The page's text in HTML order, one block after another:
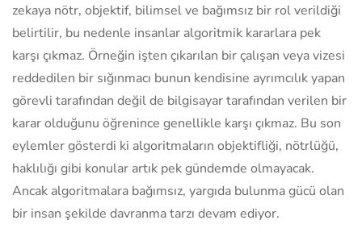
zekaya nötr, objektif, bilimsel ve bağımsız bir rol verildiği
belirtilir, bu nedenle insanlar algoritmik kararlara pek
karşı çıkmaz. Örneğin işten çıkarılan bir çalışan veya vizesi
reddedilen bir sığınmacı bunun kendisine ayrımcılık yapan
görevli tarafından değil de bilgisayar tarafından verilen bir
karar olduğunu öğrenince genellikle karşı çıkmaz. Bu son
eylemler gösterdi ki algoritmaların objektifliği, nötrlüğü,
haklılığı gibi konular artık pek gündemde olmayacak.
Ancak algoritmalara bağımsız, yargıda bulunma gücü olan
bir insan şekilde davranma tarzı devam ediyor.